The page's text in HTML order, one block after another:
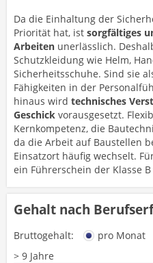
Da die Einhaltung der
Priorität hat, ist sorgfältiges
Arbeiten unerlässlich.
Schutzkleidung wie Helm,
Sicherheitsschuhe. Sind sie
Fähigkeiten in der
hinaus wird technisches
Geschick vorausgesetzt.
Kernkompetenz, die
da die Arbeit auf Baustellen
Einsatzort häufig wechselt.
ein Führerschein der Klasse
Gehalt nach
Bruttogehalt: pro Monat
> 9 Jahre